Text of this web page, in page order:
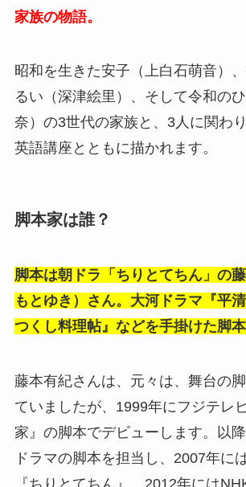
家族の物語。
昭和を生きた安子（上白石萌音）
るい（深津絵里）、そして令和の
奈）の3世代の家族と、3人に関わ
英語講座とともに描かれます。
脚本家は誰？
脚本は朝ドラ「ちりとてちん」の
もとゆき）さん。大河ドラマ『平
つくし料理帖』などを手掛けた脚本
藤本有紀さんは、元々は、舞台の
ていましたが、1999年にフジテレ
家』の脚本でデビューします。以
ドラマの脚本を担当し、2007年に
『ちりとてちん』、2012年には